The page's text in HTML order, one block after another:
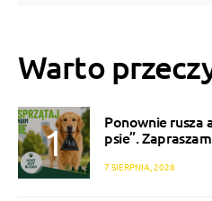
Warto
Ponownie rusza
psie”.
7 SIERPNIA, 2026